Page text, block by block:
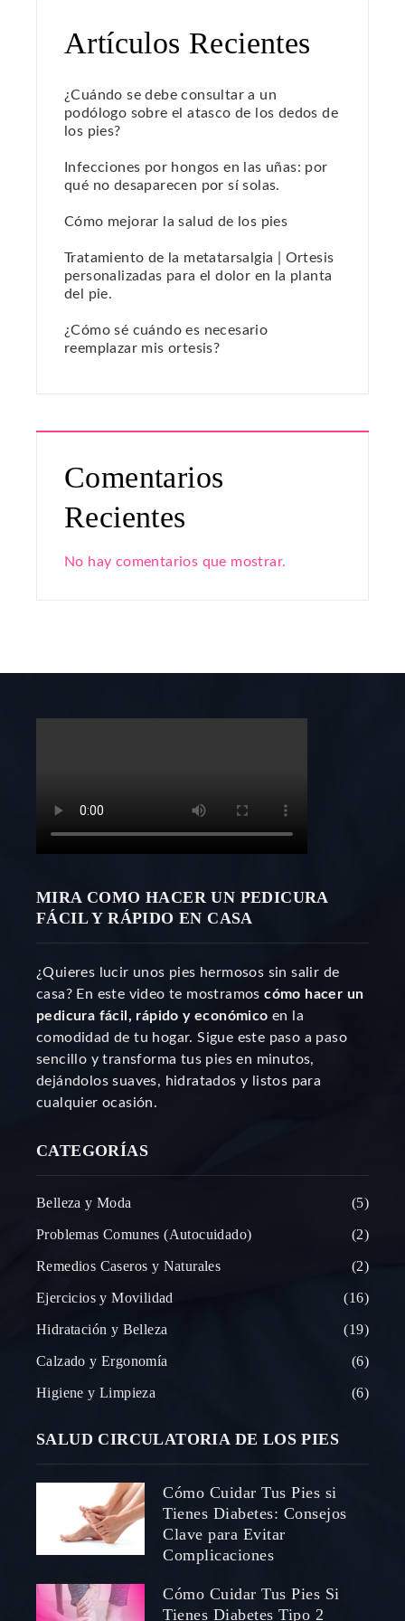
Artículos Recientes
¿Cuándo se debe consultar a un
podólogo sobre el atasco de los dedos de
los pies?
Infecciones por hongos en las uñas: por
qué no desaparecen por sí solas.
Cómo mejorar la salud de los pies
Tratamiento de la metatarsalgia | Ortesis
personalizadas para el dolor en la planta
del pie.
¿Cómo sé cuándo es necesario
reemplazar mis ortesis?
Comentarios
Recientes
No hay comentarios que mostrar.
MIRA COMO HACER UN PEDICURA
FÁCIL Y RÁPIDO EN CASA
¿Quieres lucir unos pies hermosos sin salir de
casa? En este video te mostramoscómo hacer un
pedicura fácil, rápido y económico en la
comodidad de tu hogar. Sigue este paso a paso
sencillo y transforma tus pies en minutos,
dejándolos suaves, hidratados y listos para
cualquier ocasión.
CATEGORÍAS
Belleza y Moda 5
Problemas Comunes (Autocuidado) 2
Remedios Caseros y Naturales 2
Ejercicios y Movilidad 16
Hidratación y Belleza 19
Calzado y Ergonomía 6
Higiene y Limpieza 6
SALUD CIRCULATORIA DE LOS PIES
Cómo Cuidar Tus Pies si
Tienes Diabetes: Consejos
Clave para Evitar
Complicaciones
Cómo Cuidar Tus Pies Si
Tienes Diabetes Tipo 2